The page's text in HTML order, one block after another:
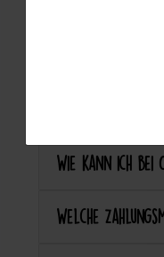
Wie kann ich bei
Welche